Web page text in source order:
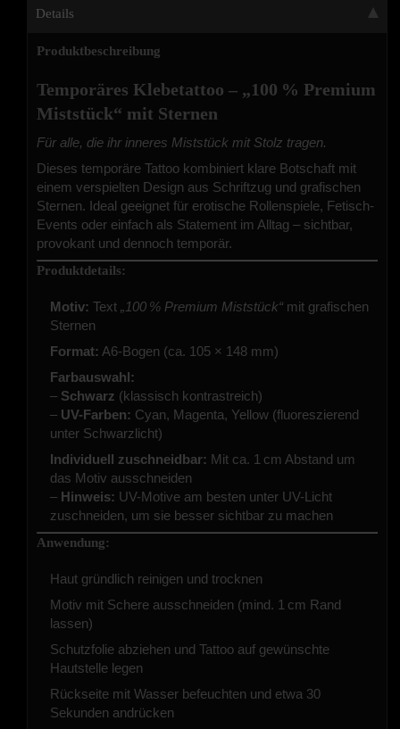
Details
Produktbeschreibung
Temporäres Klebetattoo – „100 % Premium
Miststück“ mit Sternen
Für alle, die ihr inneres Miststück mit Stolz tragen.
Dieses temporäre Tattoo kombiniert klare Botschaft mit
einem verspielten Design aus Schriftzug und grafischen
Sternen. Ideal geeignet für erotische Rollenspiele, Fetisch-
Events oder einfach als Statement im Alltag – sichtbar,
provokant und dennoch temporär.
Produktdetails:
Motiv: Text „100 % Premium Miststück“ mit grafischen
Sternen
Format: A6-Bogen (ca. 105 × 148 mm)
Farbauswahl:
– Schwarz (klassisch kontrastreich)
– UV-Farben: Cyan, Magenta, Yellow (fluoreszierend
unter Schwarzlicht)
Individuell zuschneidbar: Mit ca. 1 cm Abstand um
das Motiv ausschneiden
– Hinweis: UV-Motive am besten unter UV-Licht
zuschneiden, um sie besser sichtbar zu machen
Anwendung:
Haut gründlich reinigen und trocknen
Motiv mit Schere ausschneiden (mind. 1 cm Rand
lassen)
Schutzfolie abziehen und Tattoo auf gewünschte
Hautstelle legen
Rückseite mit Wasser befeuchten und etwa 30
Sekunden andrücken